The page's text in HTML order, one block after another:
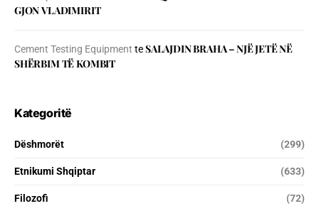
GJON VLADIMIRIT
Cement Testing Equipment teSALAJDIN BRAHA – NJЁ JETЁ NЁ
SHЁRBIM TЁ KOMBIT
Kategoritë
Dëshmorët (299)
Etnikumi Shqiptar (633)
Filozofi (72)